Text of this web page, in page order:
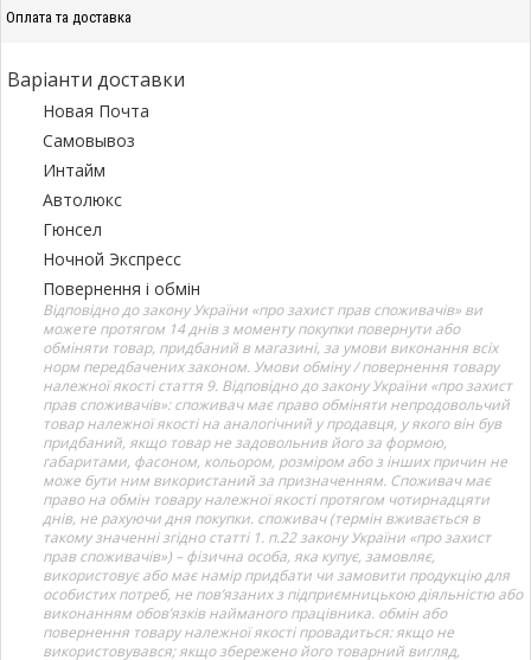
Оплата та доставка
Варіанти доставки
Новая Почта
Самовывоз
Интайм
Автолюкс
Гюнсел
Ночной Экспресс
Повернення і обмін
Відповідно до закону України «про захист прав споживачів» ви
можете протягом 14 днів з моменту покупки повернути або
обміняти товар, придбаний в магазині, за умови виконання всіх
норм передбачених законом. Умови обміну / повернення товару
належної якості стаття 9. Відповідно до закону України «про захист
прав споживачів»: споживач має право обміняти непродовольчий
товар належної якості на аналогічний у продавця, у якого він був
придбаний, якщо товар не задовольнив його за формою,
габаритами, фасоном, кольором, розміром або з інших причин не
може бути ним використаний за призначенням. Споживач має
право на обмін товару належної якості протягом чотирнадцяти
днів, не рахуючи дня покупки. споживач (термін вживається в
такому значенні згідно статті 1. п.22 закону України «про захист
прав споживачів») – фізична особа, яка купує, замовляє,
використовує або має намір придбати чи замовити продукцію для
особистих потреб, не пов’язаних з підприємницькою діяльністю або
виконанням обов’язків найманого працівника. обмін або
повернення товару належної якості провадиться: якщо не
використовувався; якщо збережено його товарний вигляд,